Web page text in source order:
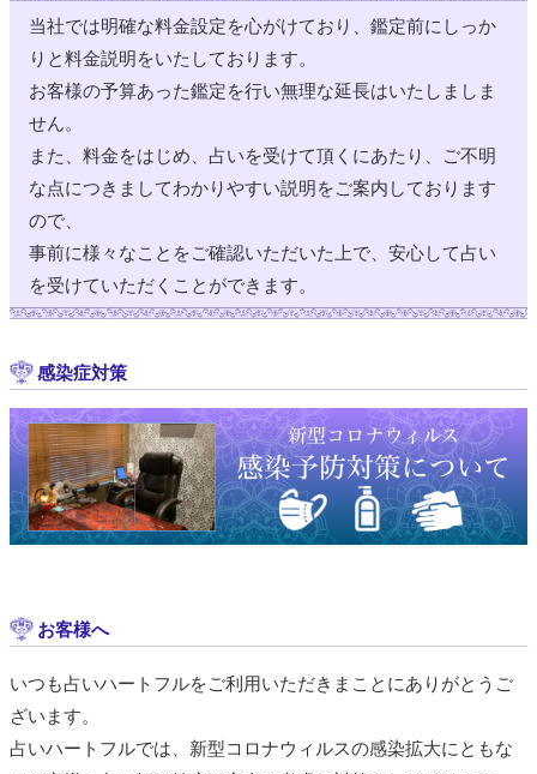
当社では明確な料金設定を心がけており、鑑定前にしっか
りと料金説明をいたしております。
お客様の予算あった鑑定を行い無理な延長はいたしましま
せん。
また、料金をはじめ、占いを受けて頂くにあたり、ご不明
な点につきましてわかりやすい説明をご案内しております
ので、
事前に様々なことをご確認いただいた上で、安心して占い
を受けていただくことができます。
感染症対策
お客様へ
いつも占いハートフルをご利用いただきまことにありがとうご
ざいます。
占いハートフルでは、新型コロナウィルスの感染拡大にともな